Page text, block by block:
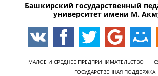
Башкирский государственный
университет имени М.
МАЛОЕ И СРЕДНЕЕ ПРЕДПРИНИМАТЕЛЬСТВО
ГОСУДАРСТВЕННАЯ ПОДДЕРЖКА